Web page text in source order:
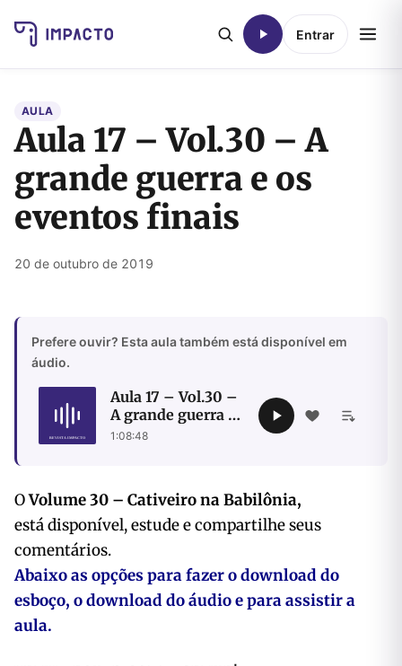
Entrar
AULA
Aula 17 – Vol.30 – A
grande guerra e os
eventos finais
20 de outubro de 2019
Prefere ouvir? Esta aula também está disponível em
áudio.
Aula 17 – Vol.30 –
A grande guerra e
os eventos finais
1:08:48
OVolume 30 – Cativeiro na Babilônia,
está disponível, estude e compartilhe seus
comentários.
Abaixo as opções para fazer o download do
esboço, o download do áudio e para assistir a
aula.